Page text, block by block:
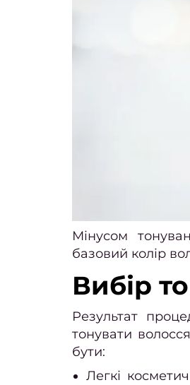
Мінусом
базовий колір
Вибір
Результат
тонувати
бути:
Легкі